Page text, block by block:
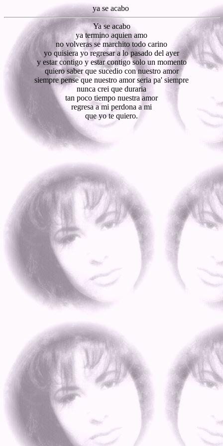
ya se acabo
Ya se acabo
ya termino aquien amo
no volveras se marchito todo carino
yo quisiera yo regresar a lo pasado del ayer
y estar contigo y estar contigo solo un momento
quiero saber que sucedio con nuestro amor
siempre pense que nuestro amor seria pa' siempre
nunca crei que duraria
tan poco tiempo nuestra amor
regresa a mi perdona a mi
que yo te quiero.